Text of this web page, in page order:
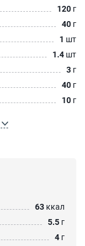
120 г
40 г
1 шт
1.4 шт
3 г
40 г
10 г
63 ккал
5.5 г
4 г